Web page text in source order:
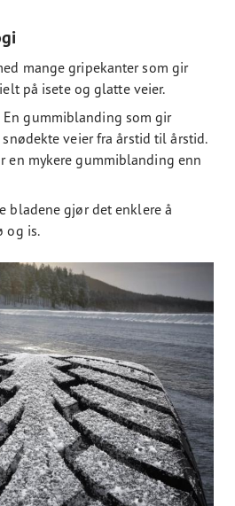
mange gripekanter som gir
på isete og glatte veier.
En gummiblanding som gir
veier fra årstid til årstid.
en mykere gummiblanding enn
bladene gjør det enklere å
og is.